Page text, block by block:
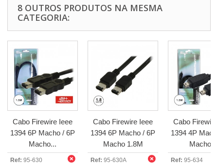
8 OUTROS PRODUTOS NA MESMA
CATEGORIA:
Cabo Firewire Ieee
1394 6P Macho / 6P
Macho...
Ref: 95-630
Cabo Firewire Ieee
1394 6P Macho / 6P
Macho 1.8M
Ref: 95-630A
Cabo
1394 4P
Macho...
Ref: 95-634